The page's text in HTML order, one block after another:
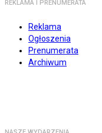
REKLAMA I PRENUMERATA
Reklama
Ogłoszenia
Prenumerata
Archiwum